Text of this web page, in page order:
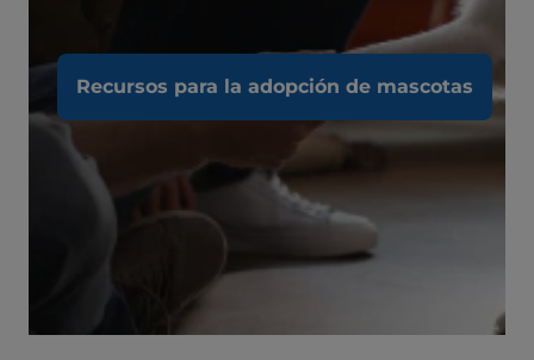
Recursos para la adopción de mascotas